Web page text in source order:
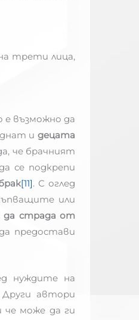
трети лица,
е възможно да
и децата
че брачният
се подкрепи
[11]. С оглед
или
да страда от
предостави
нуждите на
Други автори
че може да ги